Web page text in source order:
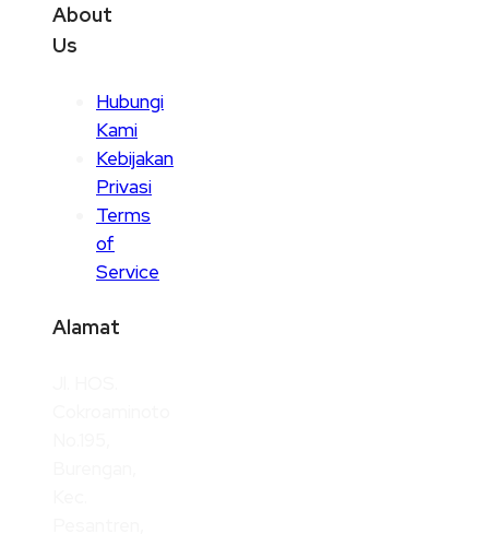
About
Us
Hubungi
Kami
Kebijakan
Privasi
Terms
of
Service
Alamat